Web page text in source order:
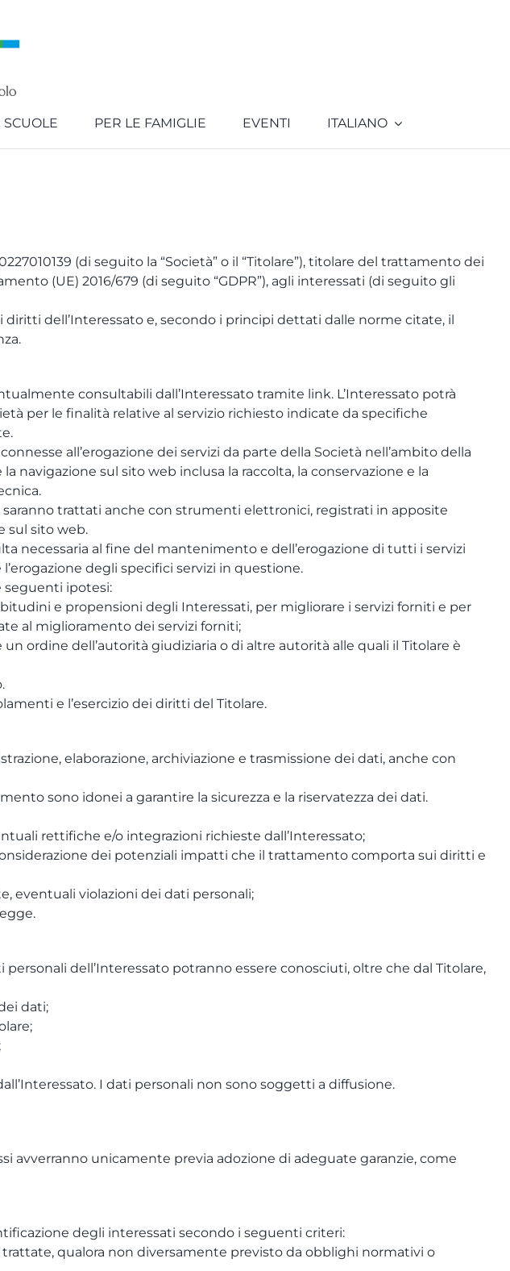
SCUOLE PER LE FAMIGLIE EVENTI ITALIANO
(di seguito la “Società” o il “Titolare”), titolare del trattamento dei
(UE) 2016/679 (di seguito “GDPR”), agli interessati (di seguito gli
dell’Interessato e, secondo i principi dettati dalle norme citate, il
consultabili dall’Interessato tramite link. L’Interessato potrà
per le finalità relative al servizio richiesto indicate da specifiche
all’erogazione dei servizi da parte della Società nell’ambito della
navigazione sul sito web inclusa la raccolta, la conservazione e la
saranno trattati anche con strumenti elettronici, registrati in apposite
sul sito web.
necessaria al fine del mantenimento e dell’erogazione di tutti i servizi
degli specifici servizi in questione.
seguenti ipotesi:
e propensioni degli Interessati, per migliorare i servizi forniti e per
al miglioramento dei servizi forniti;
ordine dell’autorità giudiziaria o di altre autorità alle quali il Titolare è
e l’esercizio dei diritti del Titolare.
elaborazione, archiviazione e trasmissione dei dati, anche con
sono idonei a garantire la sicurezza e la riservatezza dei dati.
rettifiche e/o integrazioni richieste dall’Interessato;
dei potenziali impatti che il trattamento comporta sui diritti e
eventuali violazioni dei dati personali;
dell’Interessato potranno essere conosciuti, oltre che dal Titolare,
dati;
I dati personali non sono soggetti a diffusione.
avverranno unicamente previa adozione di adeguate garanzie, come
degli interessati secondo i seguenti criteri:
qualora non diversamente previsto da obblighi normativi o